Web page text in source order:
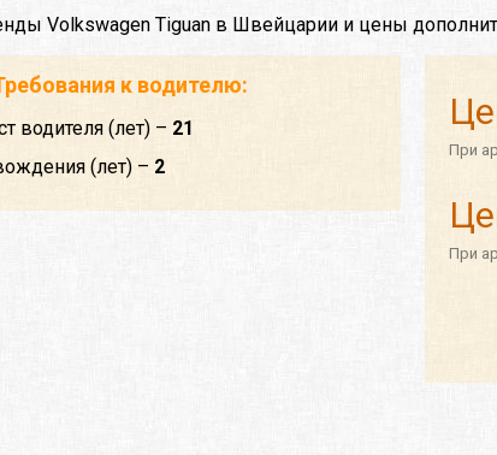
Volkswagen Tiguan в Швейцарии и цены
к водителю:
водителя (лет) – 21
(лет) – 2
При
При